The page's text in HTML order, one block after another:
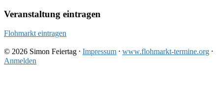
Veranstaltung eintragen
Flohmarkt eintragen
© 2026 Simon Feiertag ⸱ Impressum ⸱ www.flohmarkt-termine.org ⸱
Anmelden